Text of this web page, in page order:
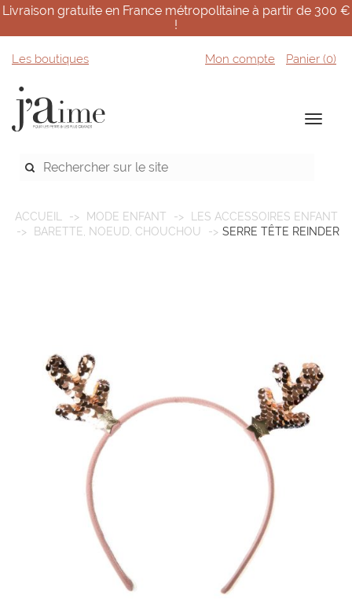
Livraison gratuite en France métropolitaine à partir de 300 €
!
Les boutiques Mon compte Panier (0)
ACCUEIL MODE ENFANT
LES ACCESSOIRES ENFANT
BARETTE, NOEUD, CHOUCHOU
SERRE TÊTE REINDER